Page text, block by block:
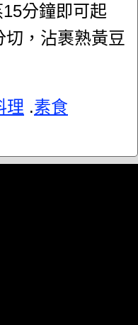
分鐘即可起
，沾裹熟黃豆
理 .素食